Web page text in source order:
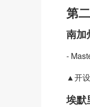
第
南
-
▲开
埃默